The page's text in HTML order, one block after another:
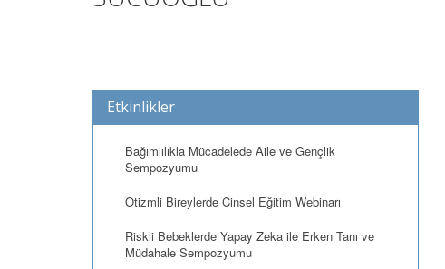
Etkinlikler
Bağımlılıkla Mücadelede Aile ve Gençlik
Sempozyumu
Otizmli Bireylerde Cinsel Eğitim Webinarı
Riskli Bebeklerde Yapay Zeka ile Erken Tanı ve
Müdahale Sempozyumu